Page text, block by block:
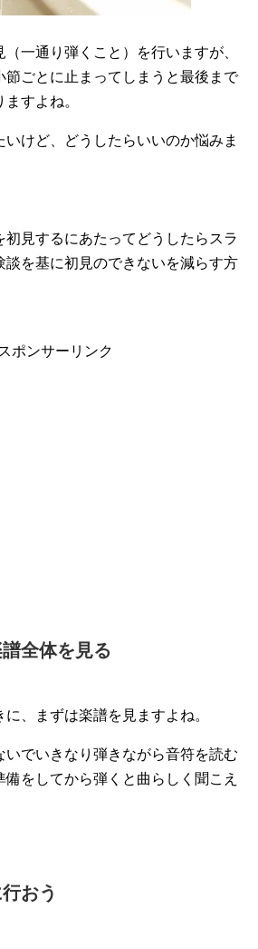
一通り弾くこと）を行いますが、
節ごとに止まってしまうと最後まで
すよね。
けど、どうしたらいいのか悩みま
初見するにあたってどうしたらスラ
談を基に初見のできないを減らす方
スポンサーリンク
全体を見る
、まずは楽譜を見ますよね。
いでいきなり弾きながら音符を読む
をしてから弾くと曲らしく聞こえ
おう